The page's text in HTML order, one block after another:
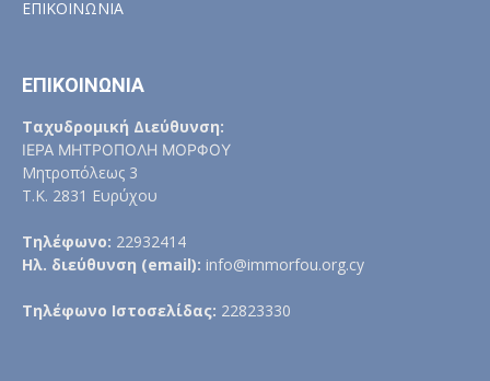
ΕΠΙΚΟΙΝΩΝΙΑ
ΕΠΙΚΟΙΝΩΝΙΑ
Ταχυδρομική Διεύθυνση:
ΙΕΡΑ ΜΗΤΡΟΠΟΛΗ ΜΟΡΦΟΥ
Μητροπόλεως 3
Τ.Κ. 2831 Ευρύχου
Τηλέφωνο: 22932414
Ηλ. διεύθυνση (email): info@immorfou.org.cy
Τηλέφωνο Ιστοσελίδας: 22823330